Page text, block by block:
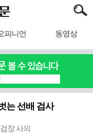
피니언 동영상
는 선배 검사
장 사의